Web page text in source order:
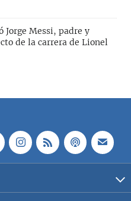
Jorge Messi, padre y
de la carrera de Lionel